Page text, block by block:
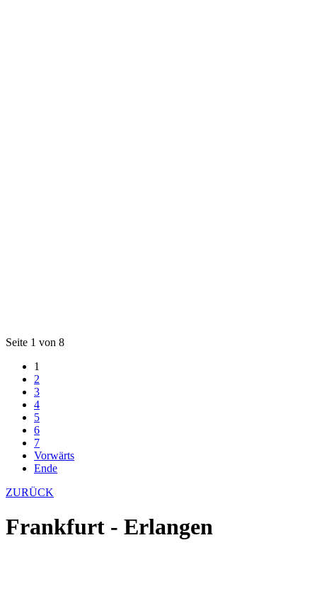
Seite 1 von 8
1
2
3
4
5
6
7
Vorwärts
Ende
ZURÜCK
Frankfurt - Erlangen